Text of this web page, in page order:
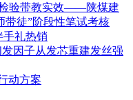
验带教实效——陕煤建
带徒”阶段性笔试考核
手礼热销
因子从发芯重建发丝强
动方案